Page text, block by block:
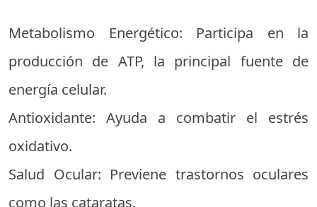
Metabolismo Energético: Participa en la
producción de ATP, la principal fuente de
energía celular.
Antioxidante: Ayuda a combatir el estrés
oxidativo.
Salud Ocular: Previene trastornos oculares
como las cataratas.